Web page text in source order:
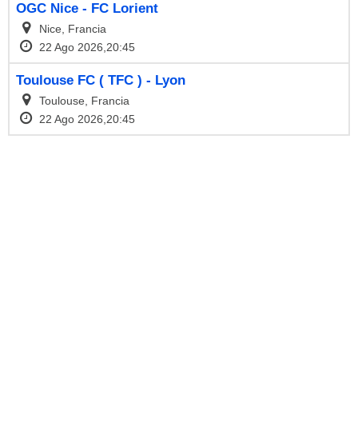
OGC Nice - FC Lorient
Nice, Francia
22 Ago 2026,20:45
Toulouse FC ( TFC ) - Lyon
Toulouse, Francia
22 Ago 2026,20:45